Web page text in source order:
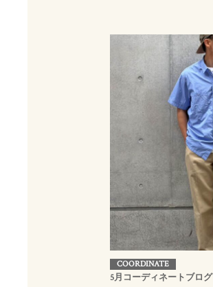
COORDINATE
5月コーディネートブログ